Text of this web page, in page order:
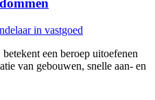
in vastgoed
een beroep uitoefenen
van gebouwen, snelle aan- en